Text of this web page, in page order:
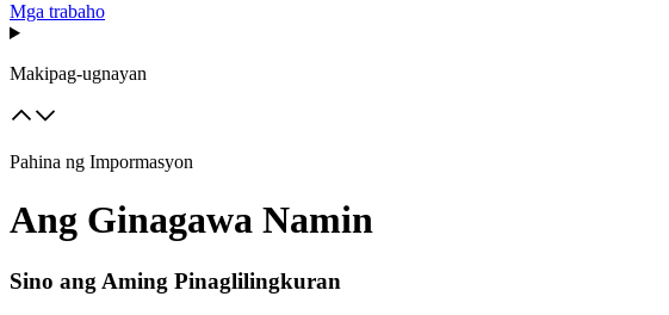
Mga trabaho
Makipag-ugnayan
Pahina ng Impormasyon
Ang Ginagawa Namin
Sino ang Aming Pinaglilingkuran